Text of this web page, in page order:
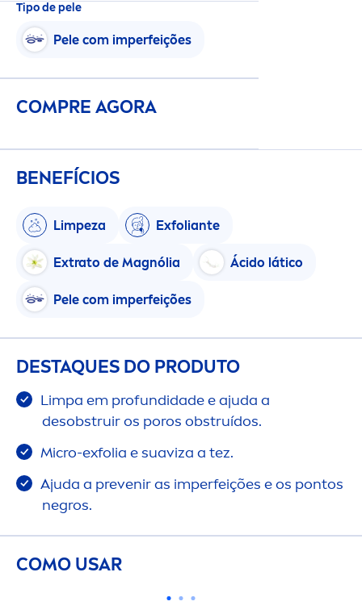
Tipo de pele
Pele com imperfeições
COMPRE AGORA
BENEFÍCIOS
Limpeza Exfoliante
Extrato de Magnólia Ácido lático
Pele com imperfeições
DESTAQUES DO PRODUTO
Limpa em profundidade e ajuda a
desobstruir os poros obstruídos.
Micro-exfolia e suaviza a tez.
Ajuda a prevenir as imperfeições e os pontos
negros.
COMO USAR